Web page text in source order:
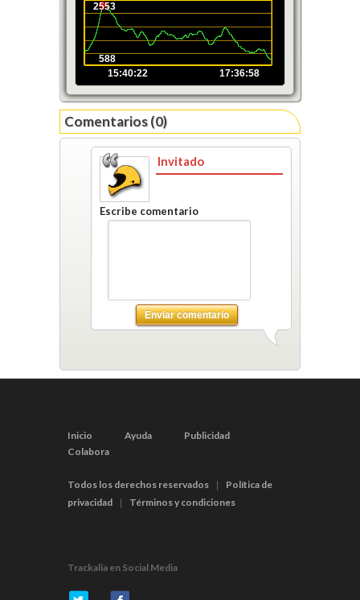
2553
588
15:40:22
17:36:58
Comentarios (0)
Invitado
Escribe comentario
Enviar comentario
Inicio Ayuda
Publicidad
Colabora
Todos los derechos reservados
Política de
privacidad
Términos y condiciones
Trackalia en Social Media